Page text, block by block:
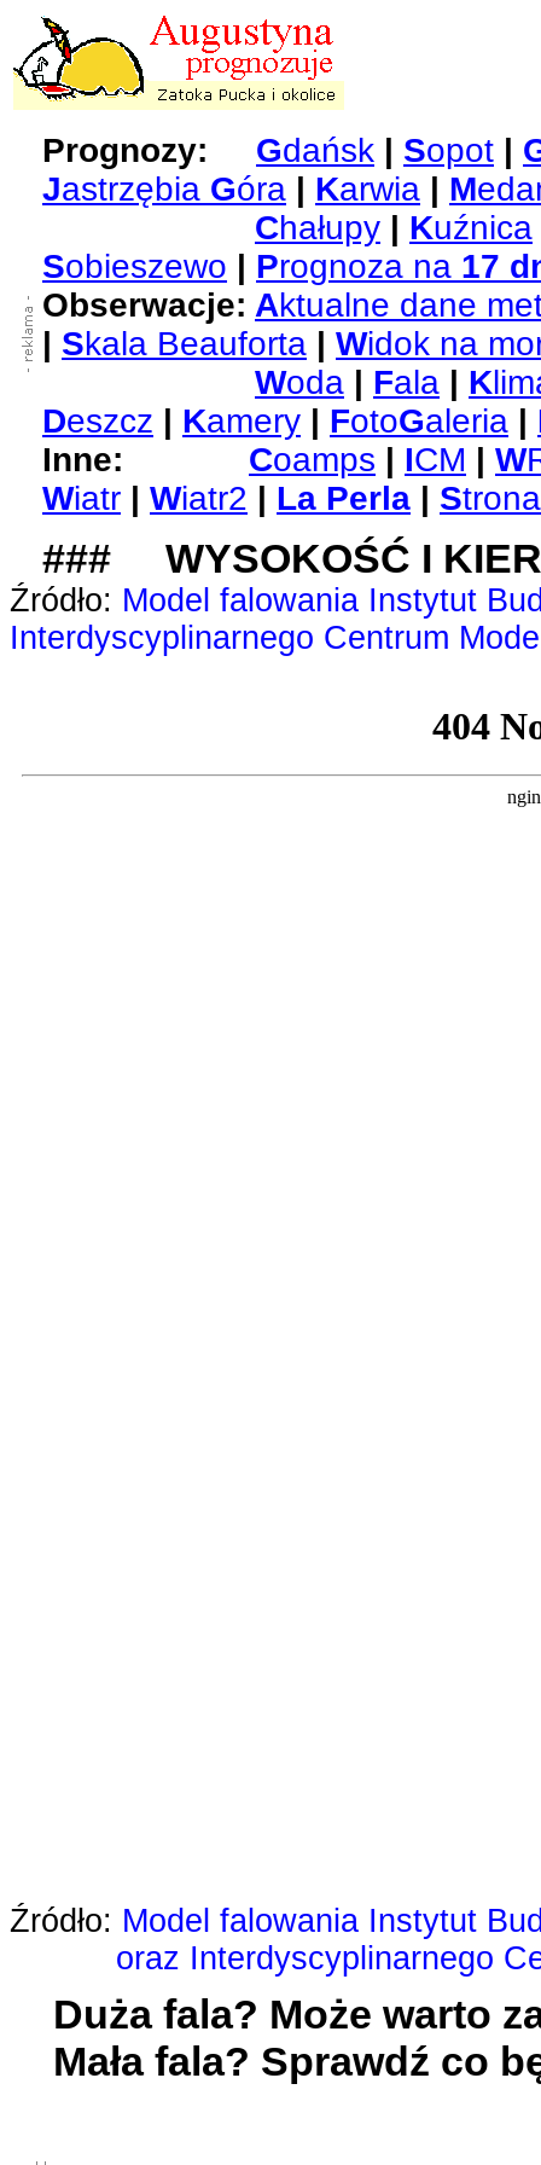
Prognozy: Gdańsk | Sopot |
Jastrzębia Góra | Karwia | M
Chałupy | Kuźnica
Sobieszewo | Prognoza na 17
Obserwacje: Aktualne dane
| Skala Beauforta | Widok na
Woda | Fala | K
Deszcz | Kamery | FotoGaleria |
Inne:
Coamps | ICM | W
Wiatr | Wiatr2 | La Perla | S
### WYSOKOŚĆ I
Źródło: Model falowania Instytut
Interdyscyplinarnego Centrum
Źródło: Model falowania Instytut
oraz Interdyscyplinarnego
Duża fala? Może warto
Mała fala? Sprawdź co